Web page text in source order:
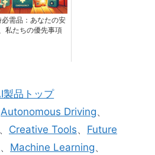
必需品：あなたの安
私たちの優先事項
製品トップ
Autonomous Driving、
、 Creative Tools、 Future
、 Machine Learning、